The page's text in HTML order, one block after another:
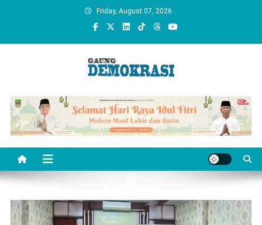
Friday, August 07, 2026
gaungdemokrasi.com